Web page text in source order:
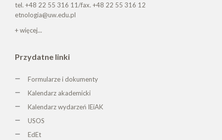
tel. +48 22 55 316 11/fax. +48 22 55 316 12
etnologia@uw.edu.pl
+ więcej...
Przydatne linki
Formularze i dokumenty
Kalendarz akademicki
Kalendarz wydarzeń IEiAK
USOS
EdEt